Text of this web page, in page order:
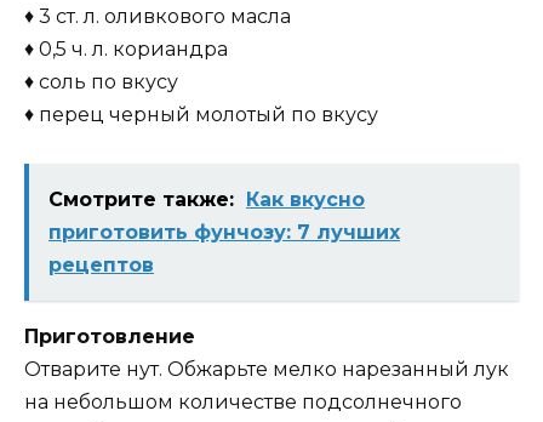
♦ 3 ст. л. оливкового масла
♦ 0,5 ч. л. кориандра
♦ соль по вкусу
♦ перец черный молотый по вкусу
Смотрите также:
Как вкусно
приготовить фунчозу: 7 лучших
рецептов
Приготовление
Отварите нут. Обжарьте мелко нарезанный лук
на небольшом количестве подсолнечного